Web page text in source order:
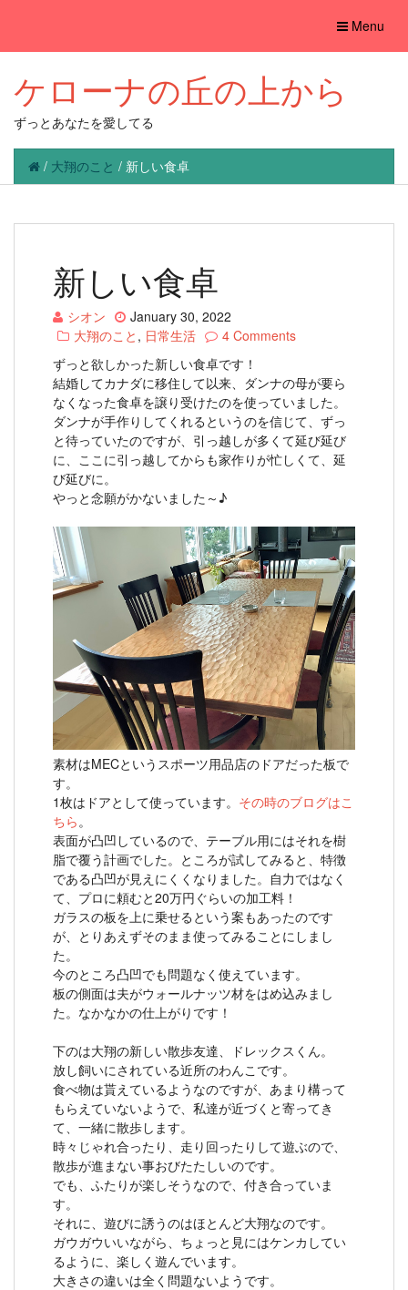
Toggle
Menu
ケローナの丘の上から
ずっとあなたを愛してる
/ 大翔のこと / 新しい食卓
新しい食卓
シオン
January 30, 2022
大翔のこと , 日常生活
4 Comments
ずっと欲しかった新しい食卓です！
結婚してカナダに移住して以来、ダンナの母が要ら
なくなった食卓を譲り受けたのを使っていました。
ダンナが手作りしてくれるというのを信じて、ずっ
と待っていたのですが、引っ越しが多くて延び延び
に、ここに引っ越してからも家作りが忙しくて、延
び延びに。
やっと念願がかないました～♪
素材はMECというスポーツ用品店のドアだった板で
す。
1枚はドアとして使っています。 その時のブログはこ
ちら。
表面が凸凹しているので、テーブル用にはそれを樹
脂で覆う計画でした。ところが試してみると、特徴
である凸凹が見えにくくなりました。自力ではなく
て、プロに頼むと20万円ぐらいの加工料！
ガラスの板を上に乗せるという案もあったのです
が、とりあえずそのまま使ってみることにしまし
た。
今のところ凸凹でも問題なく使えています。
板の側面は夫がウォールナッツ材をはめ込みまし
た。なかなかの仕上がりです！
下のは大翔の新しい散歩友達、ドレックスくん。
放し飼いにされている近所のわんこです。
食べ物は貰えているようなのですが、あまり構って
もらえていないようで、私達が近づくと寄ってき
て、一緒に散歩します。
時々じゃれ合ったり、走り回ったりして遊ぶので、
散歩が進まない事おびたたしいのです。
でも、ふたりが楽しそうなので、付き合っていま
す。
それに、遊びに誘うのはほとんど大翔なのです。
ガウガウいいながら、ちょっと見にはケンカしてい
るように、楽しく遊んでいます。
大きさの違いは全く問題ないようです。